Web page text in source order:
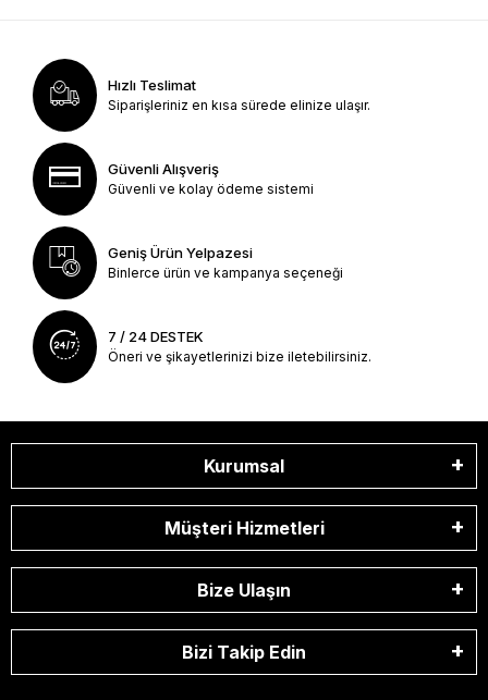
Hızlı Teslimat
Siparişleriniz en kısa sürede elinize ulaşır.
Güvenli Alışveriş
Güvenli ve kolay ödeme sistemi
Geniş Ürün Yelpazesi
Binlerce ürün ve kampanya seçeneği
7 / 24 DESTEK
Öneri ve şikayetlerinizi bize iletebilirsiniz.
Kurumsal
Müşteri Hizmetleri
Bize Ulaşın
Bizi Takip Edin